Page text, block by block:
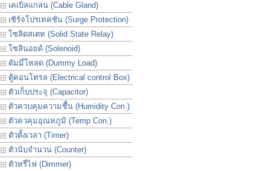
เคเบิลแกลน (Cable Gland)
เซิร์จโปรเทคชัน (Surge Protection)
โซลิดสเตท (Solid State Relay)
โซลินอยด์ (Solenoid)
ดัมมี่โหลด (Dummy Load)
ตู้คอนโทรล (Electrical control Box)
ตัวเก็บประจุ (Capacitor)
ตัวควบคุมความชื้น (Humidity Con.)
ตัวควคุมอุณหภูมิ (Temp Con.)
ตัวตั้งเวลา (Timer)
ตัวนับจำนวน (Counter)
ตัวหรี่ไฟ (Dimmer)